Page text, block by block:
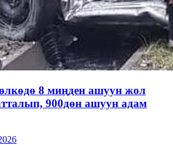
8 миңден ашуун жол
900дөн ашуун адам